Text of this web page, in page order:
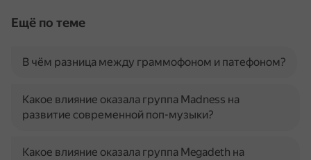
Ещё по теме
В чём разница между граммофоном и патефоном?
Какое влияние оказала группа Madness на
развитие современной поп-музыки?
Какое влияние оказала группа Megadeth на